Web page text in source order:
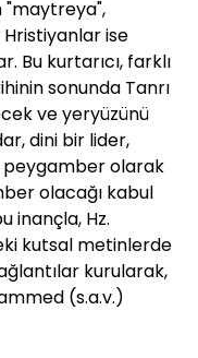
"maytreya",
Hristiyanlar ise
Bu kurtarıcı, farklı
sonunda Tanrı
ve yeryüzünü
dini bir lider,
peygamber olarak
olacağı kabul
inançla, Hz.
kutsal metinlerde
kurularak,
(s.a.v.)